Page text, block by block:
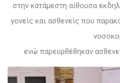
στην κατάμεστη αίθουσα
γονείς και ασθενείς που
ενώ παρευρθέθηκαν